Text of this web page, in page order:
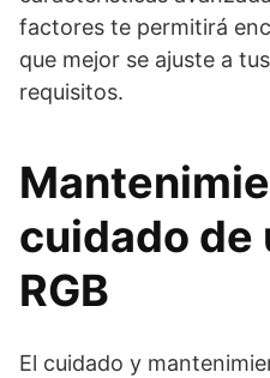
factores te permitirá
que mejor se ajuste a
requisitos.
cuidado de
RGB
El cuidado y